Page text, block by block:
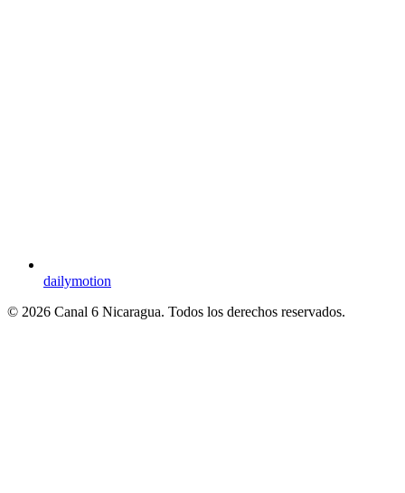
dailymotion
© 2026 Canal 6 Nicaragua. Todos los derechos reservados.